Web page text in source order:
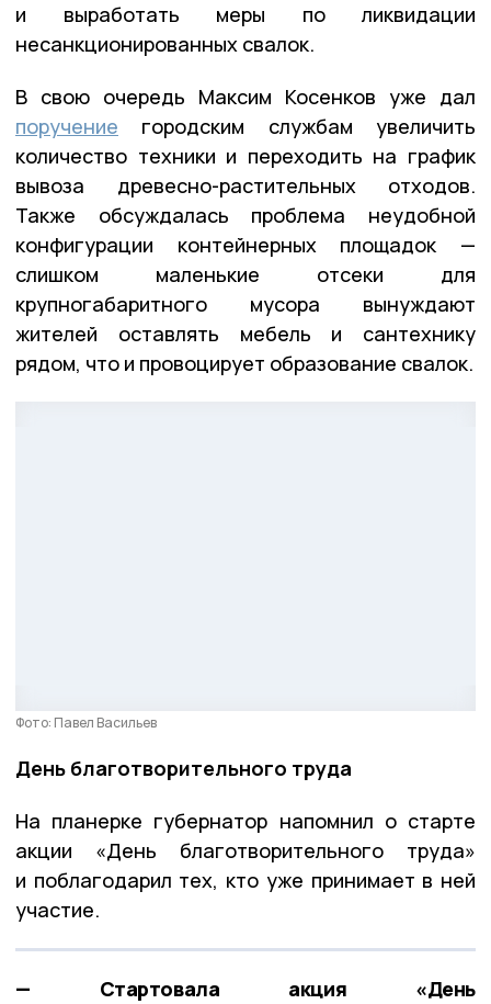
и выработать меры по ликвидации
несанкционированных свалок.
В свою очередь Максим Косенков уже дал
поручение городским службам увеличить
количество техники и переходить на график
вывоза древесно-растительных отходов.
Также обсуждалась проблема неудобной
конфигурации контейнерных площадок —
слишком маленькие отсеки для
крупногабаритного мусора вынуждают
жителей оставлять мебель и сантехнику
рядом, что и провоцирует образование свалок.
Фото: Павел Васильев
День благотворительного труда
На планерке губернатор напомнил о старте
акции «День благотворительного труда»
и поблагодарил тех, кто уже принимает в ней
участие.
— Стартовала акция «День